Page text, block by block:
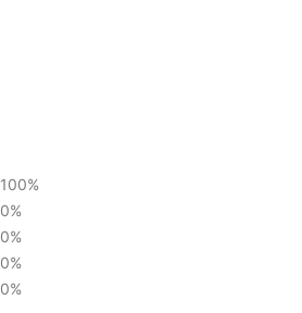
100%
0%
0%
0%
0%